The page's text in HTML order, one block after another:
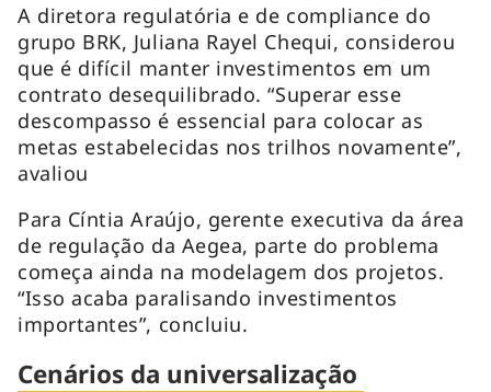
A diretora regulatória e de compliance do
grupo BRK, Juliana Rayel Chequi, considerou
que é difícil manter investimentos em um
contrato desequilibrado. “Superar esse
descompasso é essencial para colocar as
metas estabelecidas nos trilhos novamente”,
avaliou
Para Cíntia Araújo, gerente executiva da área
de regulação da Aegea, parte do problema
começa ainda na modelagem dos projetos.
“Isso acaba paralisando investimentos
importantes”, concluiu.
Cenários da universalização